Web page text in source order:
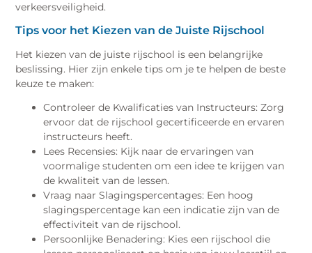
verkeersveiligheid.
Tips voor het Kiezen van de Juiste Rijschool
Het kiezen van de juiste rijschool is een belangrijke
beslissing. Hier zijn enkele tips om je te helpen de beste
keuze te maken:
Controleer de Kwalificaties van Instructeurs: Zorg
ervoor dat de rijschool gecertificeerde en ervaren
instructeurs heeft.
Lees Recensies: Kijk naar de ervaringen van
voormalige studenten om een idee te krijgen van
de kwaliteit van de lessen.
Vraag naar Slagingspercentages: Een hoog
slagingspercentage kan een indicatie zijn van de
effectiviteit van de rijschool.
Persoonlijke Benadering: Kies een rijschool die